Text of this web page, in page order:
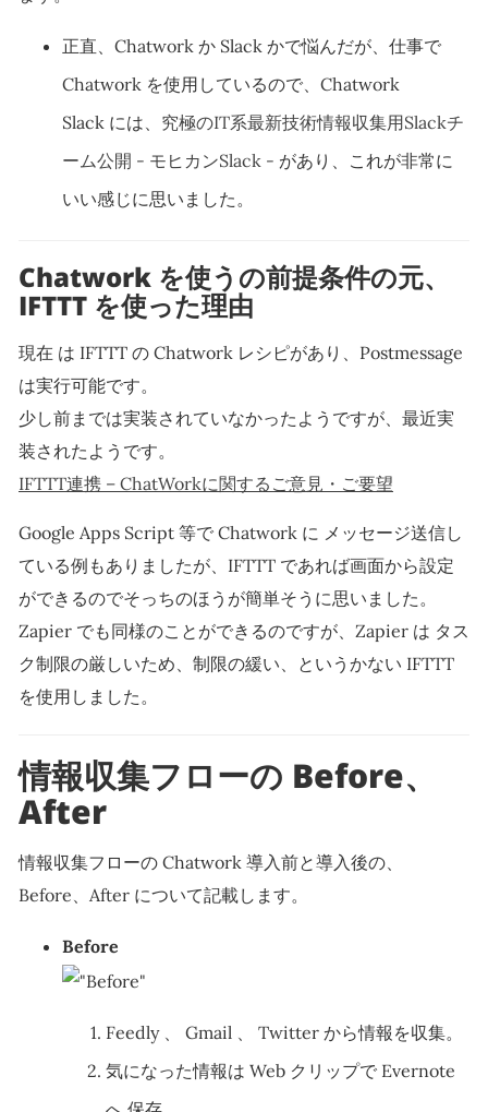
正直、Chatwork か Slack かで悩んだが、仕事で
Chatwork を使用しているので、Chatwork
Slack には、 究極のIT系最新技術情報収集用Slackチ
ーム公開 - モヒカンSlack - があり、これが非常に
いい感じに思いました。
Chatwork を使うの前提条件の元、
IFTTT を使った理由
現在 は IFTTT の Chatwork レシピがあり、Postmessage
は実行可能です。
少し前までは実装されていなかったようですが、最近実
装されたようです。
IFTTT連携 – ChatWorkに関するご意見・ご要望
Google Apps Script 等で Chatwork に メッセージ送信し
ている例もありましたが、IFTTT であれば画面から設定
ができるのでそっちのほうが簡単そうに思いました。
Zapier でも同様のことができるのですが、Zapier は タス
ク制限の厳しいため、制限の緩い、というかない IFTTT
を使用しました。
情報収集フローの Before、
After
情報収集フローの Chatwork 導入前と導入後の、
Before、After について記載します。
Before
Feedly 、 Gmail 、 Twitter から情報を収集。
気になった情報は Web クリップで Evernote